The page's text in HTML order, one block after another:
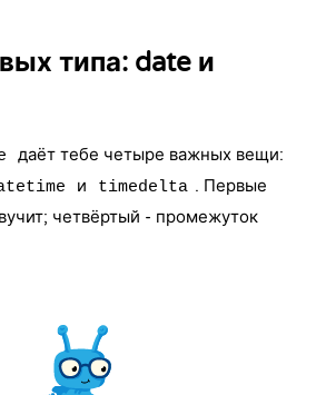
типа: date и
даёт тебе четыре важных вещи:
и timedelta . Первые
четвёртый - промежуток